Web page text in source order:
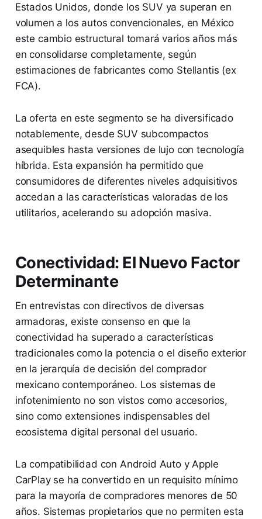
Estados Unidos, donde los SUV ya superan en
volumen a los autos convencionales, en México
este cambio estructural tomará varios años más
en consolidarse completamente, según
estimaciones de fabricantes como Stellantis (ex
FCA).
La oferta en este segmento se ha diversificado
notablemente, desde SUV subcompactos
asequibles hasta versiones de lujo con tecnología
híbrida. Esta expansión ha permitido que
consumidores de diferentes niveles adquisitivos
accedan a las características valoradas de los
utilitarios, acelerando su adopción masiva.
Conectividad: El Nuevo Factor
Determinante
En entrevistas con directivos de diversas
armadoras, existe consenso en que la
conectividad ha superado a características
tradicionales como la potencia o el diseño exterior
en la jerarquía de decisión del comprador
mexicano contemporáneo. Los sistemas de
infotenimiento no son vistos como accesorios,
sino como extensiones indispensables del
ecosistema digital personal del usuario.
La compatibilidad con Android Auto y Apple
CarPlay se ha convertido en un requisito mínimo
para la mayoría de compradores menores de 50
años. Sistemas propietarios que no permiten esta